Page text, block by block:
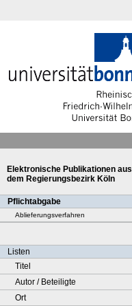
Elektronische Publikationen aus
dem Regierungsbezirk Köln
Pflichtabgabe
Ablieferungsverfahren
Listen
Titel
Autor / Beteiligte
Ort